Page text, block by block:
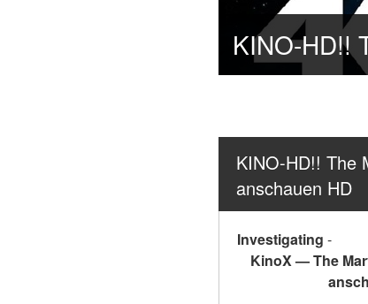
KINO-HD!! The
anschauen HD
Investigating -
KinoX — The